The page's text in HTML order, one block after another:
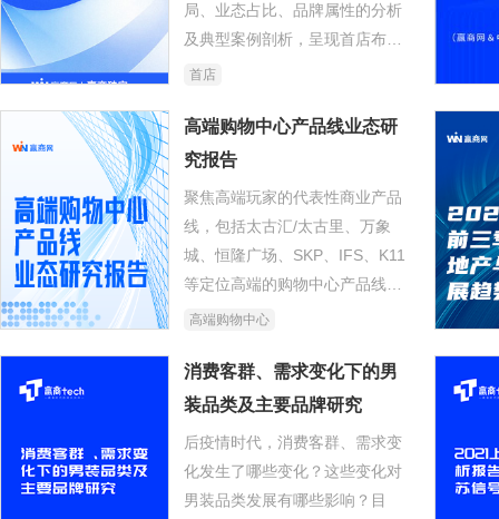
局、业态占比、品牌属性的分析
及典型案例剖析，呈现首店布局
攻略之变，探究高光过后，它们
首店
高端购物中心产品线业态研
究报告
聚焦高端玩家的代表性商业产品
线，包括太古汇/太古里、万象
城、恒隆广场、SKP、IFS、K11
等定位高端的购物中心产品线，
透过业态占比、调改数据的分析
打法、招调逻辑。
高端购物中心
消费客群、需求变化下的男
装品类及主要品牌研究
后疫情时代，消费客群、需求变
化发生了哪些变化？这些变化对
男装品类发展有哪些影响？目